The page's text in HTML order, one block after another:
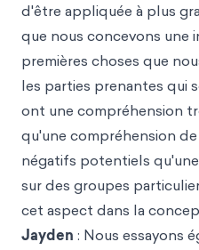
d'être appliquée à plus
que nous concevons une
premières choses que
les parties prenantes qui
ont une compréhension
qu'une compréhension
négatifs potentiels
sur des groupes
cet aspect dans la
Jayden : Nous essayons